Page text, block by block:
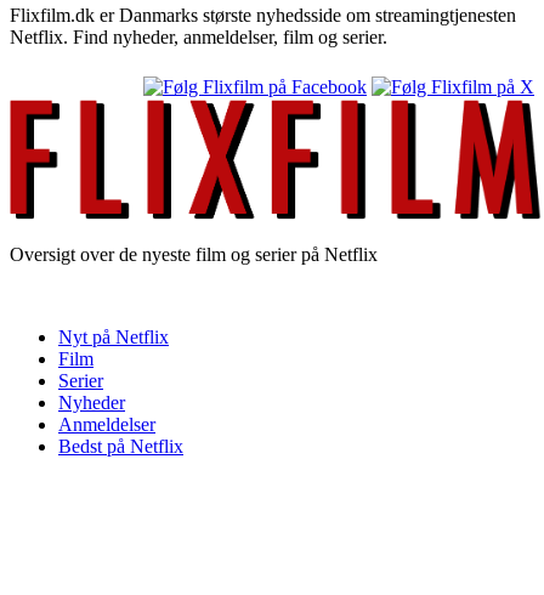
Flixfilm.dk er Danmarks største nyhedsside om streamingtjenesten
Netflix. Find nyheder, anmeldelser, film og serier.
Oversigt over de nyeste film og serier på Netflix
Nyt på Netflix
Film
Serier
Nyheder
Anmeldelser
Bedst på Netflix